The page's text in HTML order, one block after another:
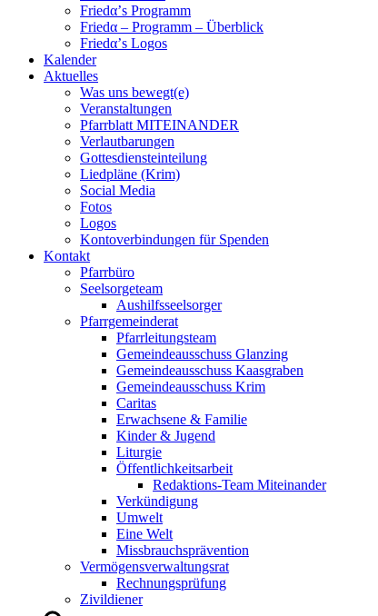
Friedα’s Programm
Friedα – Programm – Überblick
Friedα’s Logos
Kalender
Aktuelles
Was uns bewegt(e)
Veranstaltungen
Pfarrblatt MITEINANDER
Verlautbarungen
Gottesdiensteinteilung
Liedpläne (Krim)
Social Media
Fotos
Logos
Kontoverbindungen für Spenden
Kontakt
Pfarrbüro
Seelsorgeteam
Aushilfsseelsorger
Pfarrgemeinderat
Pfarrleitungsteam
Gemeindeausschuss Glanzing
Gemeindeausschuss Kaasgraben
Gemeindeausschuss Krim
Caritas
Erwachsene & Familie
Kinder & Jugend
Liturgie
Öffentlichkeitsarbeit
Redaktions-Team Miteinander
Verkündigung
Umwelt
Eine Welt
Missbrauchsprävention
Vermögensverwaltungsrat
Rechnungsprüfung
Zivildiener